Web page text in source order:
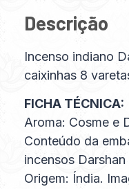
Descrição
Incenso indiano
caixinhas 8
FICHA TÉCNICA:
Aroma: Cosme e
Conteúdo da
incensos
Origem: Índia.